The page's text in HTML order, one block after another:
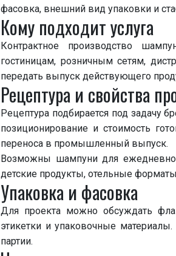
фасовка, внешний вид упаковки и
Кому подходит услуга
Контрактное производство
гостиницам, розничным сетям,
передать выпуск действующего
Рецептура и свойства
Рецептура подбирается под задачу
позиционирование и стоимость
переноса в промышленный выпуск.
Возможны шампуни для
детские продукты, отельные
Упаковка и фасовка
Для проекта можно обсуждать
этикетки и упаковочные
партии.